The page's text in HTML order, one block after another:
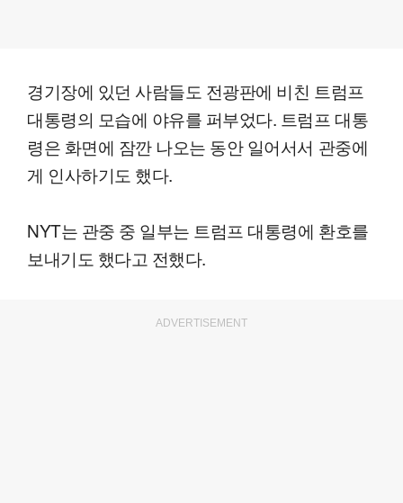
경기장에 있던 사람들도 전광판에 비친 트럼프
대통령의 모습에 야유를 퍼부었다. 트럼프 대통
령은 화면에 잠깐 나오는 동안 일어서서 관중에
게 인사하기도 했다.
NYT는 관중 중 일부는 트럼프 대통령에 환호를
보내기도 했다고 전했다.
ADVERTISEMENT